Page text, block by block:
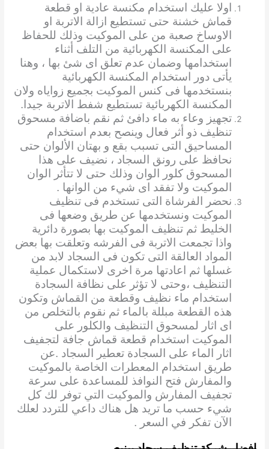
اولا عليك استخدام مكنسة عادية او قطعة
قماش خشنة حتى تستطيع ازالة الاتربة او
الاوساخ صعبة من على الموكيت وذلك للحفاظ
على المكنسة الكهربائية من التلف أثناء
استخدامها وضمان عدم تعلق اى شئ بها ، وهنا
يأتى دور استخدام المكنسة الكهربائية
بنستخدمها فى كنس الموكيت بجميع زواياه ولان
المكنسة الكهربائية تستطيع شفط الاتربة جيدا.
تجهيز وعاء به ماء دافئ ثم نقم باضافة مسحوق
تنظيف ذو أثر فعال وينصح بعدم استخدام
المساحيق التى تسبب بقع و بهتان الألوان حتى
نحافظ على رونق السجاد ، نضيف على هذا
المسحوق كلور الوان وذلك حتى لا تتأثر الوان
الموكيت ولا تفقد اى شيء من الوانها .
نحضر الفرشاة التى تستخدم فى تنظيف
الموكيت ونستخدمها عن طريق وضعها فى
الخليط ثم تنظيف الموكيت بها بصورة دائرية
واذا تجمعت الاتربة فى الفرشه وتعلقت بها بعض
المواد العالقة التى تكون فى السجاد لابد من
غسلها ثم اعادتها مرة اخرى لاستكمال عملية
التنظيف ،وحتى لا تؤثر على نظافة السجادة
استخدام ماء نظيف وقطعة من القماش وتكون
هذه القطعة مبللة بالماء ثم نقوم بالتخلص من
اى اثار لمسحوق التنظيف والكلور على
الموكيت استخدام قطعة قماش جافة لتجفيف
اثار الماء على السجادة تعطير السجاد .عن
طريق استخدام المعطرات الخاصة بالموكيت
والمفارش فتح النوافذ للمساعدة على سرعة
تجفيف المفارش والموكيت التي توفر لك كل
شيء حسب ما تريد هل هناك داعي للتردد لعلك
الآن تفكر في السعر .